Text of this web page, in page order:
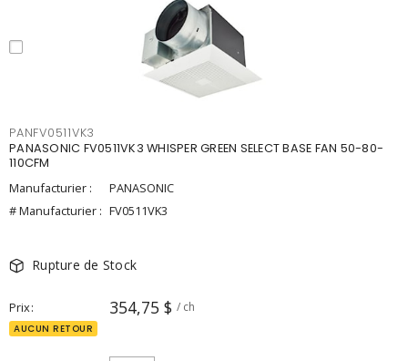
PANFV0511VK3
PANASONIC FV0511VK3 WHISPER GREEN SELECT BASE FAN 50-80-
110CFM
Manufacturier :
PANASONIC
# Manufacturier : FV0511VK3
Rupture de Stock
Prix 354,75 $ / ch
AUCUN RETOUR